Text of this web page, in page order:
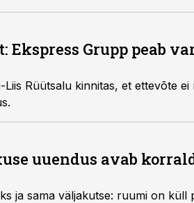
Grupp peab
Rüütsalu kinnitas, et ettevõte
uuendus avab
ja sama väljakutse: ruumi on küll